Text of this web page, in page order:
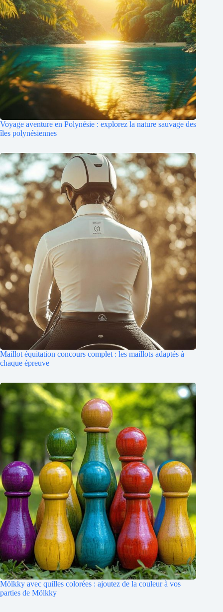
Voyage aventure en Polynésie : explorez la nature sauvage des
îles polynésiennes
Maillot équitation concours complet : les maillots adaptés à
chaque épreuve
Mölkky avec quilles colorées : ajoutez de la couleur à vos
parties de Mölkky